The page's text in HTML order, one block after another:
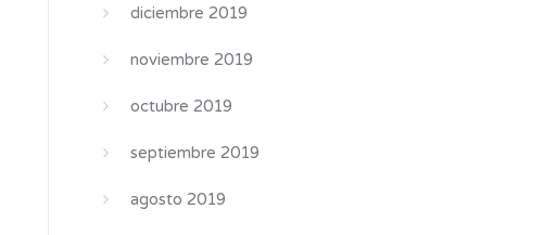
diciembre 2019
noviembre 2019
octubre 2019
septiembre 2019
agosto 2019